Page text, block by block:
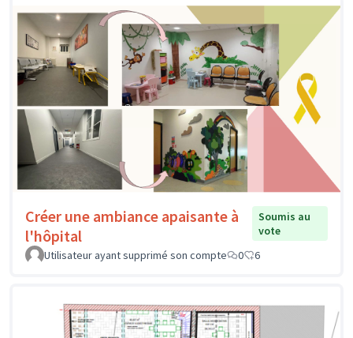
Créer une ambiance apaisante à
l'hôpital
Soumis au
vote
Utilisateur ayant supprimé son compte
0 6